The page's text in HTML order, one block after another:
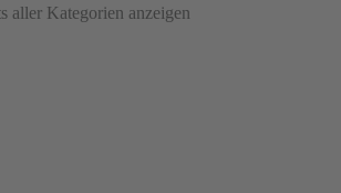
aller Kategorien anzeigen